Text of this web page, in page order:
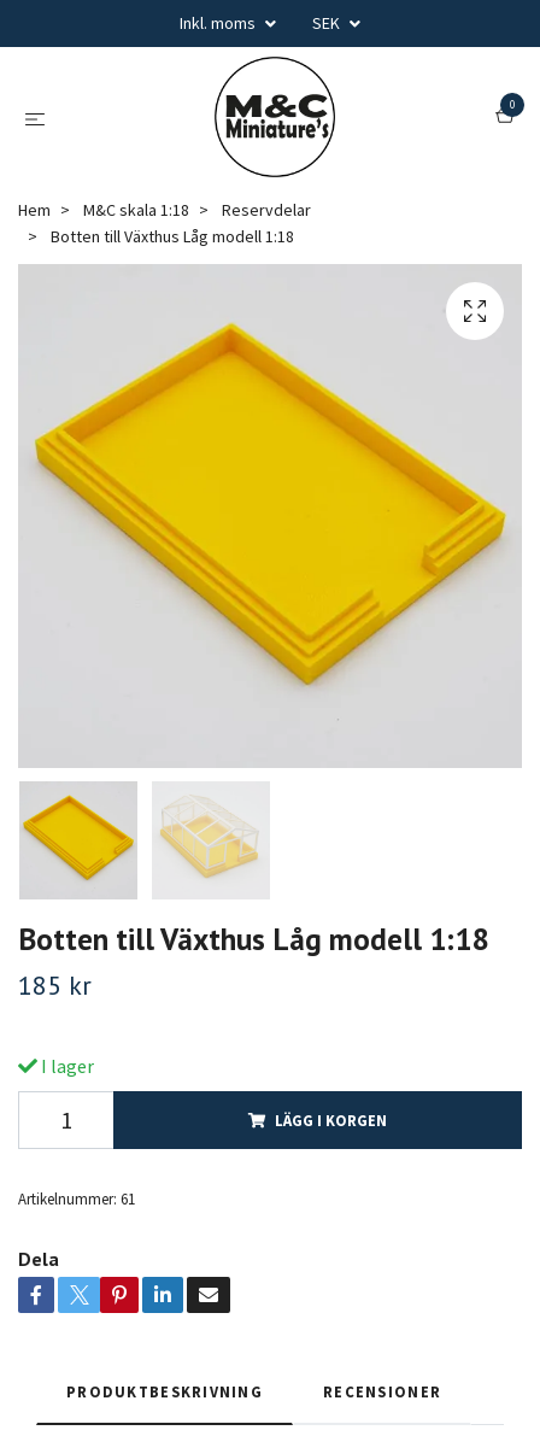
Inkl. moms SEK
0
Hem M&C skala 1:18
Reservdelar
Botten till Växthus Låg modell 1:18
Botten till Växthus Låg modell 1:18
185 kr
I lager
LÄGG I KORGEN
Artikelnummer: 61
Dela
PRODUKTBESKRIVNING RECENSIONER